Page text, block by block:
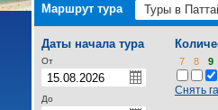
Маршрут тура
Даты начала тура
От
До
7 8 9
Снять